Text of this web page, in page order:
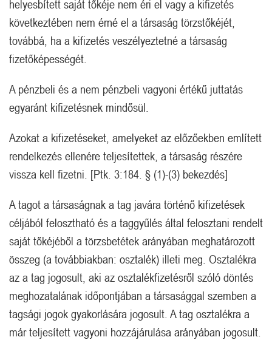
helyesbített saját tőkéje nem éri el vagy a kifizetés
következtében nem érné el a társaság törzstőkéjét,
továbbá, ha a kifizetés veszélyeztetné a társaság
fizetőképességét.
A pénzbeli és a nem pénzbeli vagyoni értékű juttatás
egyaránt kifizetésnek mindősül.
Azokat a kifizetéseket, amelyeket az előzőekben említett
rendelkezés ellenére teljesítettek, a társaság részére
vissza kell fizetni. [Ptk. 3:184. § (1)-(3) bekezdés]
A tagot a társaságnak a tag javára történő kifizetések
céljából felosztható és a taggyűlés által felosztani rendelt
saját tőkéjéből a törzsbetétek arányában meghatározott
összeg (a továbbiakban: osztalék) illeti meg. Osztalékra
az a tag jogosult, aki az osztalékfizetésről szóló döntés
meghozatalának időpontjában a társasággal szemben a
tagsági jogok gyakorlására jogosult. A tag osztalékra a
már teljesített vagyoni hozzájárulása arányában jogosult.